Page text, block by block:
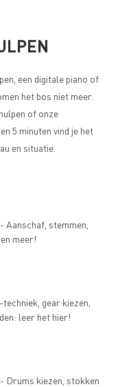
een digitale piano of
het bos niet meer.
of onze
5 minuten vind je het
en situatie.
- Aanschaf, stemmen,
meer!
gear kiezen,
leer het hier!
- Drums kiezen, stokken